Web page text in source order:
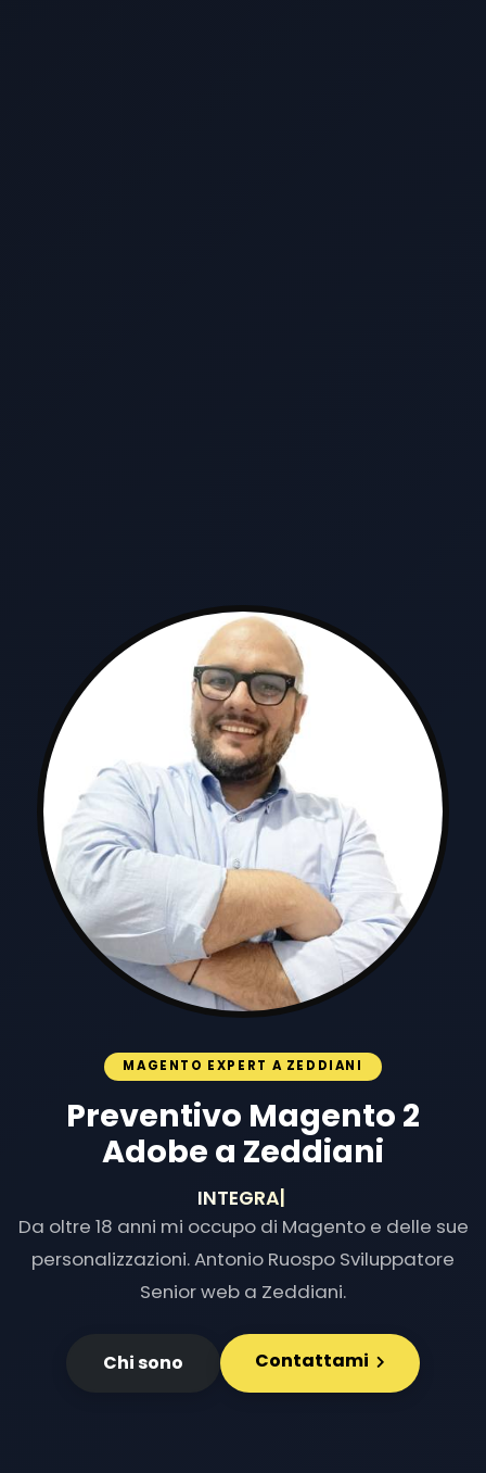
MAGENTO EXPERT A ZEDDIANI
Preventivo Magento 2
Adobe a Zeddiani
INTEGRAZIONI E
Da oltre 18 anni mi occupo di Magento e delle sue
personalizzazioni. Antonio Ruospo Sviluppatore
Senior web a Zeddiani.
Chi sono Contattami